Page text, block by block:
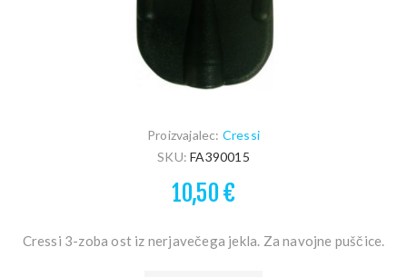
Proizvajalec: Cressi
SKU: FA390015
10,50 €
Cressi 3-zoba ost iz nerjavečega jekla. Za navojne puščice.